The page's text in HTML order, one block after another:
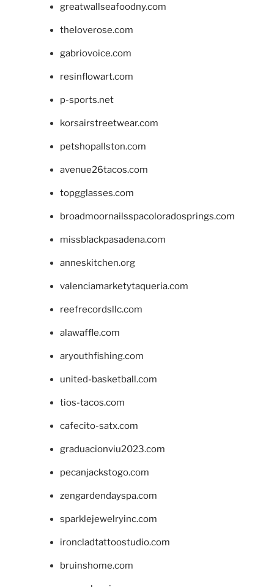
greatwallseafoodny.com
theloverose.com
gabriovoice.com
resinflowart.com
p-sports.net
korsairstreetwear.com
petshopallston.com
avenue26tacos.com
topgglasses.com
broadmoornailsspacoloradosprings.com
missblackpasadena.com
anneskitchen.org
valenciamarketytaqueria.com
reefrecordsllc.com
alawaffle.com
aryouthfishing.com
united-basketball.com
tios-tacos.com
cafecito-satx.com
graduacionviu2023.com
pecanjackstogo.com
zengardendayspa.com
sparklejewelryinc.com
ironcladtattoostudio.com
bruinshome.com